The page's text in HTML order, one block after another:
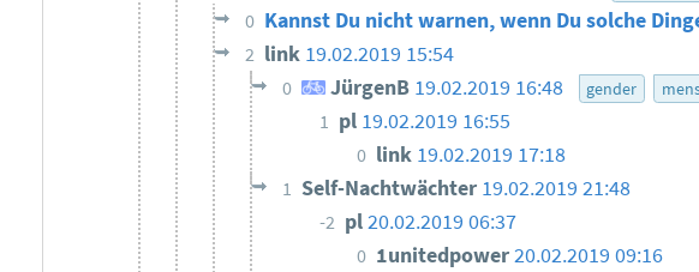
0 Kannst Du nicht warnen, wenn Du solche
2 link 19.02.2019 15:54
0 JürgenB 19.02.2019 16:48 gender
1 pl 19.02.2019 16:55
0 link 19.02.2019 17:18
1 Self-Nachtwächter 19.02.2019 21:48
-2 pl20.02.2019 06:37
0 1unitedpower20.02.2019 09:16